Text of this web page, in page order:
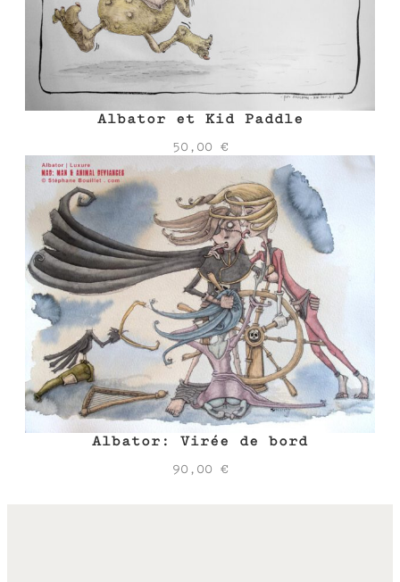
Albator et Kid Paddle
50,00 €
Albator: Virée de bord
90,00 €